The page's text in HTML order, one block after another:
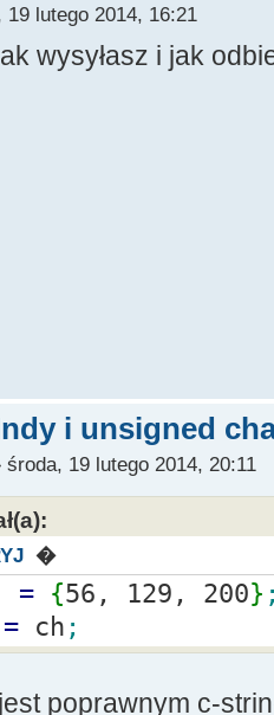
19 lutego 2014, 16:21
wysyłasz i jak
i unsigned
środa, 19 lutego 2014, 20:11
�
= {56, 129, 200}
= ch ;
poprawnym c-